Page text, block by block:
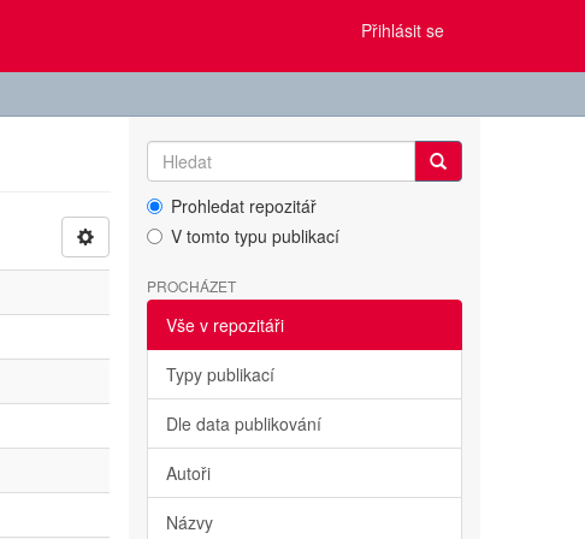
Přihlásit se
Prohledat repozitář
V tomto typu publikací
PROCHÁZET
Vše v repozitáři
Typy publikací
Dle data publikování
Autoři
Názvy